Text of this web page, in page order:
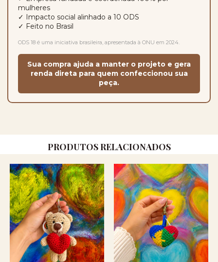
mulheres
✓ Impacto social alinhado a 10 ODS
✓ Feito no Brasil
ODS 18 é uma iniciativa brasileira, apresentada à ONU em 2024.
Sua compra ajuda a manter o projeto e gera
renda direta para quem confeccionou sua
peça.
PRODUTOS RELACIONADOS